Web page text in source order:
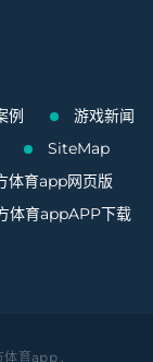
例
游戏新闻
SiteMap
体育app网页版
体育appAPP下载
体育app.